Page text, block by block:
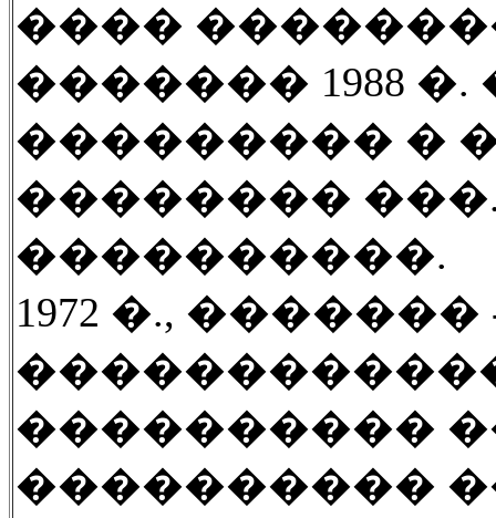
����
������� 1988
��������� �
��������
����������.
1972 �., �������
����������
����������